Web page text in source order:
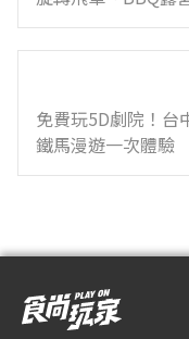
免費玩5D劇院！台
鐵馬漫遊一次體驗